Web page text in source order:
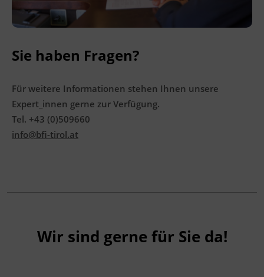
Perspektiven und Chance zur
beruflichen Neuorientierung als
Vertiefung des Wissens über Pflanzen
und deren Anwendungen
selbständige Tätigkeit möglich
Fachtrainer_in
Sie haben Fragen?
Für weitere Informationen stehen Ihnen unsere
Expert_innen gerne zur Verfügung.
Tel. +43 (0)509660
info@bfi-tirol.at
Wir sind gerne für Sie da!